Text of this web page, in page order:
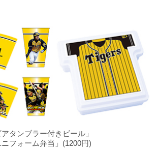
タンブラー付きビール」
フォーム弁当」(1200円)